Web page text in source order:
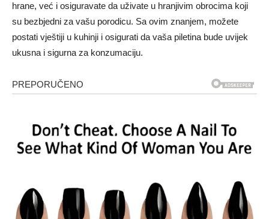
hrane, već i osiguravate da uživate u hranjivim obrocima koji
su bezbjedni za vašu porodicu. Sa ovim znanjem, možete
postati vještiji u kuhinji i osigurati da vaša piletina bude uvijek
ukusna i sigurna za konzumaciju.